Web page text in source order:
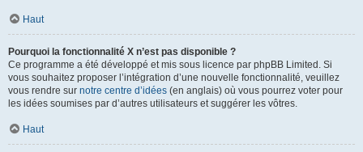
Haut
Pourquoi la fonctionnalité X n’est pas disponible ?
Ce programme a été développé et mis sous licence par phpBB Limited. Si
vous souhaitez proposer l’intégration d’une nouvelle fonctionnalité, veuillez
vous rendre sur notre centre d’idées (en anglais) où vous pourrez voter pour
les idées soumises par d’autres utilisateurs et suggérer les vôtres.
Haut